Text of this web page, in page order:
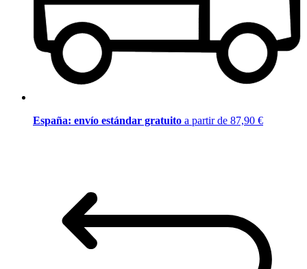
España: envío estándar gratuito a partir de 87,90 €